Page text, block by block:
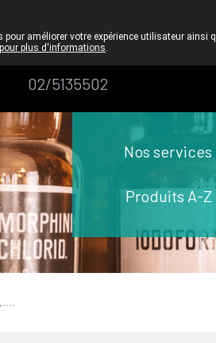
Pharmacie
Dansaert
02/5135502
Nos services
Produits A-Z
pour améliorer votre expérience utilisateur
plus d'informations.